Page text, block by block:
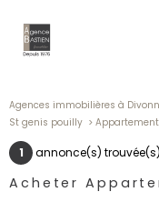
Agences immobilières à
St genis pouilly
Appartement
1 annonce(s)
Acheter